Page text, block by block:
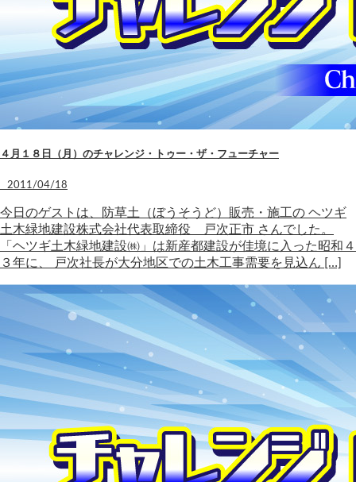
４月１８日（月）のチャレンジ・トゥー・ザ・フューチャー
2011/04/18
今日のゲストは、防草土（ぼうそうど）販売・施工の ヘツギ
土木緑地建設株式会社代表取締役 戸次正市 さんでした。
「ヘツギ土木緑地建設㈱」は新産都建設が佳境に入った昭和４
３年に、 戸次社長が大分地区での土木工事需要を見込ん […]